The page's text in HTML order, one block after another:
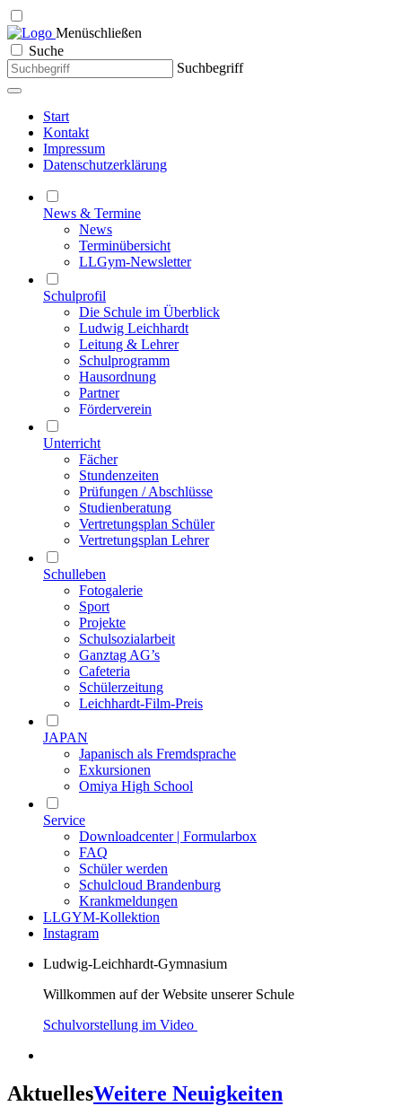
Menüschließen
Suche
Suchbegriff
Start
Kontakt
Impressum
Datenschutzerklärung
News & Termine
News
Terminübersicht
LLGym-Newsletter
Schulprofil
Die Schule im Überblick
Ludwig Leichhardt
Leitung & Lehrer
Schulprogramm
Hausordnung
Partner
Förderverein
Unterricht
Fächer
Stundenzeiten
Prüfungen / Abschlüsse
Studienberatung
Vertretungsplan Schüler
Vertretungsplan Lehrer
Schulleben
Fotogalerie
Sport
Projekte
Schulsozialarbeit
Ganztag AG’s
Cafeteria
Schülerzeitung
Leichhardt-Film-Preis
JAPAN
Japanisch als Fremdsprache
Exkursionen
Omiya High School
Service
Downloadcenter | Formularbox
FAQ
Schüler werden
Schulcloud Brandenburg
Krankmeldungen
LLGYM-Kollektion
Instagram
Ludwig-Leichhardt-Gymnasium
Willkommen auf der Website unserer Schule
Schulvorstellung im Video
AktuellesWeitere Neuigkeiten